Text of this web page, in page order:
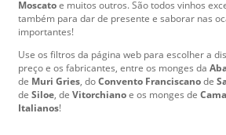
Moscatoe muitos outros. São todos vinhos
também para dar de presente e saborar nas
importantes!
Use os filtros da página web para escolher a
preço e os fabricantes, entre os monges da
de Muri Gries, doConvento Franciscanode
de Siloe, de Vitorchianoe os monges de
Italianos!